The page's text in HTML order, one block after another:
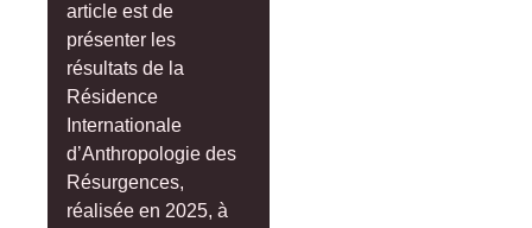
article est de
présenter les
résultats de la
Résidence
Internationale
d’Anthropologie des
Résurgences,
réalisée en 2025, à